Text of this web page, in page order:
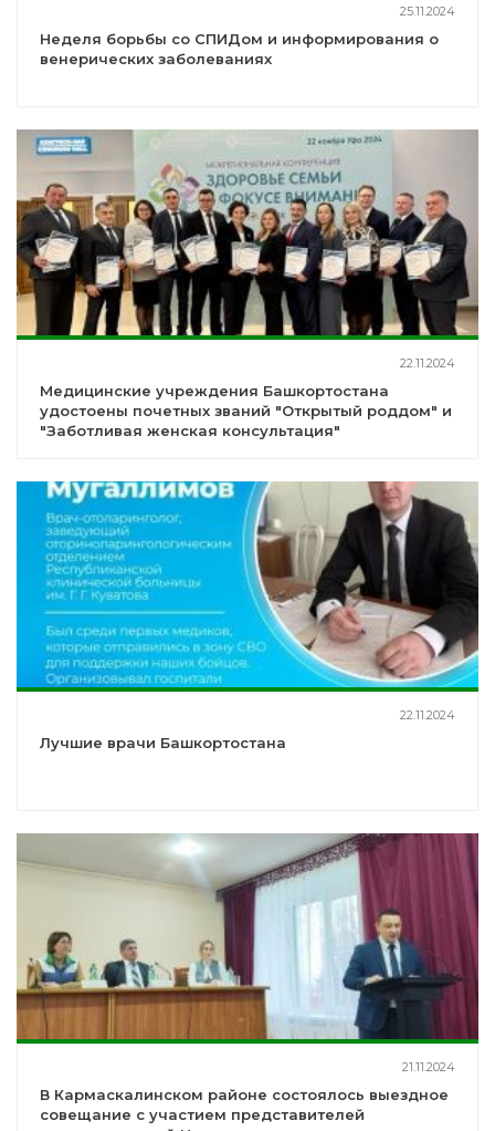
25.11.2024
Неделя борьбы со СПИДом и информирования о
венерических заболеваниях
22.11.2024
Медицинские учреждения Башкортостана
удостоены почетных званий "Открытый роддом" и
"Заботливая женская консультация"
22.11.2024
Лучшие врачи Башкортостана
21.11.2024
В Кармаскалинском районе состоялось выездное
совещание с участием представителей